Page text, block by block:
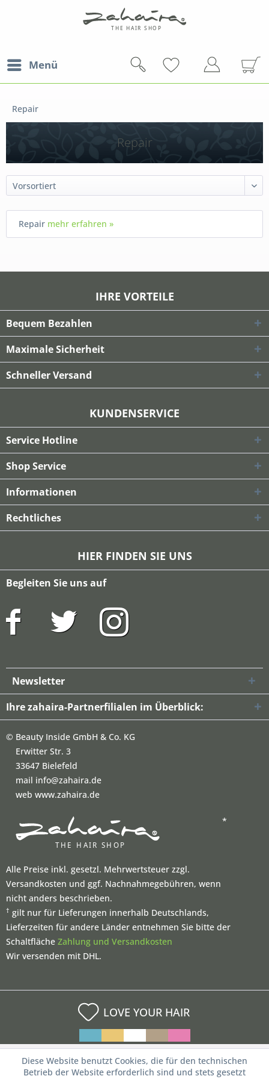
Menü
Repair
Repair
Repair mehr erfahren »
IHRE VORTEILE
Bequem Bezahlen
Maximale Sicherheit
Schneller Versand
KUNDENSERVICE
Service Hotline
Shop Service
Informationen
Rechtliches
HIER FINDEN SIE UNS
Begleiten Sie uns auf
Newsletter
Ihre zahaira-Partnerfilialen im Überblick:
© Beauty Inside GmbH & Co. KG
Erwitter Str. 3
33647 Bielefeld
mail info@zahaira.de
web www.zahaira.de
*
Alle Preise inkl. gesetzl. Mehrwertsteuer zzgl.
Versandkosten und ggf. Nachnahmegebühren, wenn
nicht anders beschrieben.
† gilt nur für Lieferungen innerhalb Deutschlands,
Lieferzeiten für andere Länder entnehmen Sie bitte der
Schaltfläche Zahlung und Versandkosten
Wir versenden mit DHL.
LOVE YOUR HAIR
Diese Website benutzt Cookies, die für den technischen
Betrieb der Website erforderlich sind und stets gesetzt